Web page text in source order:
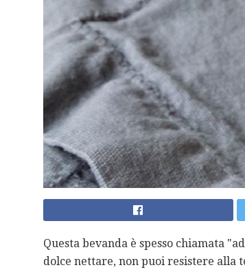
Questa bevanda è spesso chiamata
dolce nettare, non puoi resistere alla